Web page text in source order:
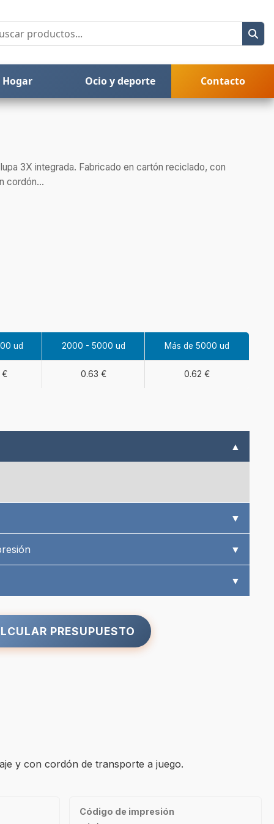
Hogar Ocio y deporte Contacto
3X integrada. Fabricado en cartón reciclado, con
cordón...
ud 2000 - 5000 ud Más de 5000 ud
€ 0.63 € 0.62 €
▲
▼
▼
▼
PRESUPUESTO
y con cordón de transporte a juego.
Código de impresión